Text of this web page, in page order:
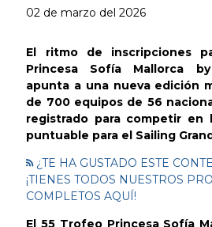
02 de marzo del 2026
El ritmo de inscripciones
Princesa Sofía Mallorca by
apunta a una nueva edición
de 700 equipos de 56
registrado para competir en
puntuable para el Sailing
¿TE HA GUSTADO ESTE
¡TIENES TODOS NUESTROS
COMPLETOS AQUÍ!
El 55 Trofeo Princesa Sofía